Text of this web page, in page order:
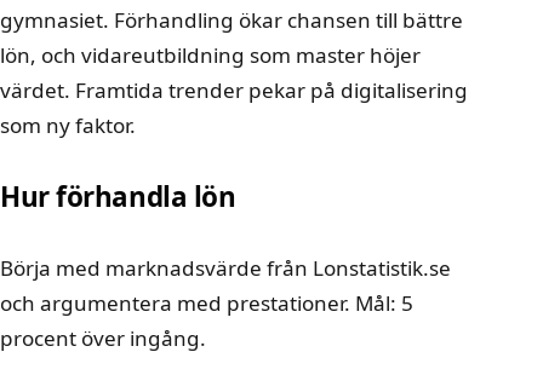
gymnasiet. Förhandling ökar chansen till bättre
lön, och vidareutbildning som master höjer
värdet. Framtida trender pekar på digitalisering
som ny faktor.
Hur förhandla lön
Börja med marknadsvärde från Lonstatistik.se
och argumentera med prestationer. Mål: 5
procent över ingång.